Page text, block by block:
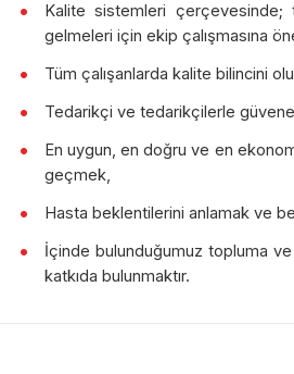
Kalite sistemleri çerçevesinde;
gelmeleri için ekip çalışmasına
Tüm çalışanlarda kalite bilincini
Tedarikçi ve tedarikçilerle
En uygun, en doğru ve en
geçmek,
Hasta beklentilerini anlamak ve
İçinde bulunduğumuz topluma
katkıda bulunmaktır.